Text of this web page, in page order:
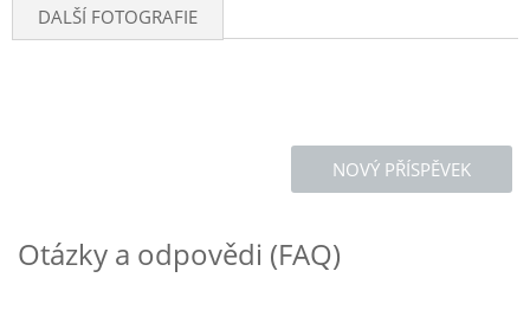
DALŠÍ FOTOGRAFIE
NOVÝ PŘÍSPĚVEK
Otázky a odpovědi (FAQ)